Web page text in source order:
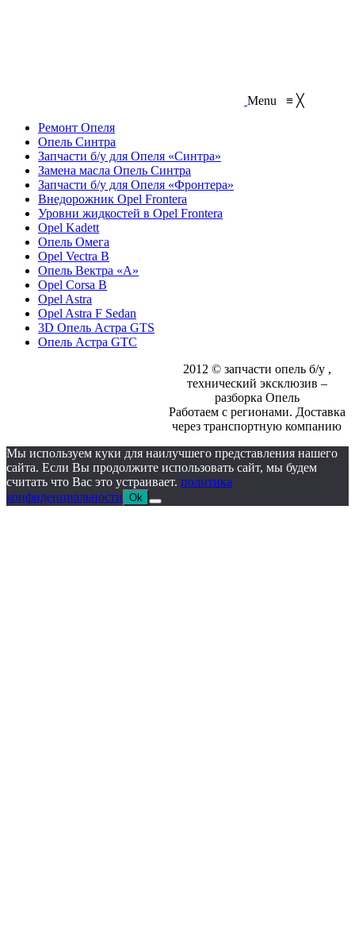
Menu ≡ ╳
Ремонт Опеля
Опель Синтра
Запчасти б/у для Опеля «Синтра»
Замена масла Опель Синтра
Запчасти б/у для Опеля «Фронтера»
Внедорожник Opel Frontera
Уровни жидкостей в Opel Frontera
Opel Kadett
Опель Омега
Opel Vectra B
Опель Вектра «A»
Opel Corsa B
Opel Astra
Opel Astra F Sedan
3D Опель Астра GTS
Опель Астра GTC
2012 © запчасти опель б/у ,
технический эксклюзив –
разборка Опель
Работаем с регионами. Доставка
через транспортную компанию
Мы используем куки для наилучшего представления нашего
сайта. Если Вы продолжите использовать сайт, мы будем
считать что Вас это устраивает. политика
конфиденциальности Ok